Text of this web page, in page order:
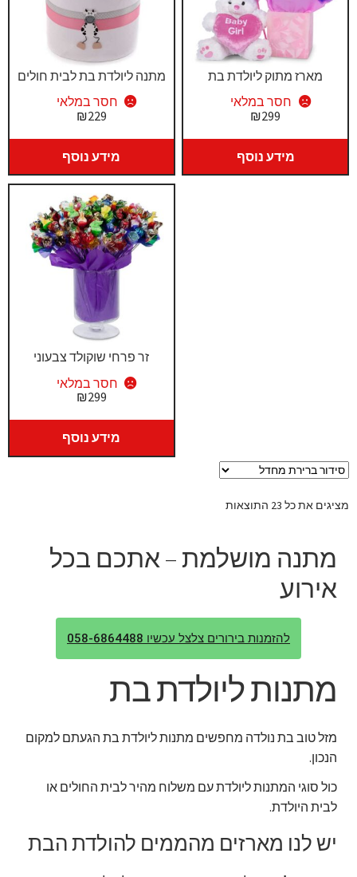
מתנה ליולדת בת לבית חולים
חסר במלאי
₪229
מידע נוסף
מארז מתוק ליולדת בת
חסר במלאי
₪299
מידע נוסף
זר פרחי שוקולד צבעוני
חסר במלאי
₪299
מידע נוסף
מציגים את כל ⁦23⁩ התוצאות
מתנה מושלמת – אתכם בכל
אירוע
להזמנות בירורים צלצל עכשיו 058-6864488
מתנות ליולדת בת
מזל טוב בת נולדה מחפשים מתנות ליולדת בת הגעתם למקום
הנכון.
כול סוגי המתנות ליולדת עם משלוח מהיר לבית החולים או
לבית היולדת.
יש לנו מארזים מהממים להולדת הבת